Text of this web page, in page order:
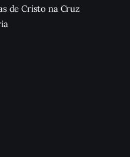
de Cristo na Cruz